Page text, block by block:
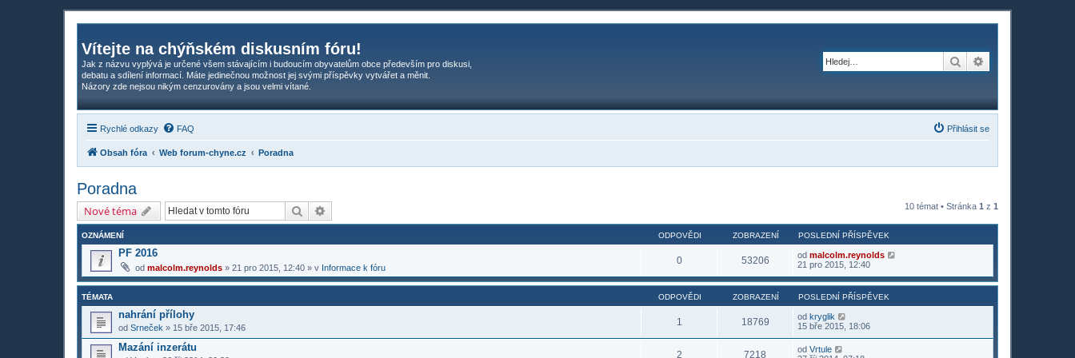
Vítejte na chýňském diskusním fóru!
Jak z názvu vyplývá je určené všem stávajícím i budoucím obyvatelům obce především pro diskusi,
debatu a sdílení informací. Máte jedinečnou možnost jej svými příspěvky vytvářet a měnit.
Názory zde nejsou nikým cenzurovány a jsou velmi vítané.
Hledat
Rychlé odkazy FAQ Přihlásit se
Obsah fóra Web forum-chyne.cz Poradna
Poradna
Nové téma Hledat 10 témat • Stránka 1 z 1
OZNÁMENÍ ODPOVĚDI ZOBRAZENÍ POSLEDNÍ PŘÍSPĚVEK
PF 2016
od malcolm.reynolds » 21 pro 2015, 12:40 » v Informace k fóru
0 53206 od malcolm.reynolds
21 pro 2015, 12:40
TÉMATA ODPOVĚDI ZOBRAZENÍ POSLEDNÍ PŘÍSPĚVEK
nahrání přílohy
od Srneček » 15 bře 2015, 17:46
1 18769 od kryglik
15 bře 2015, 18:06
Mazání inzerátu
2 7218 od Vrtule